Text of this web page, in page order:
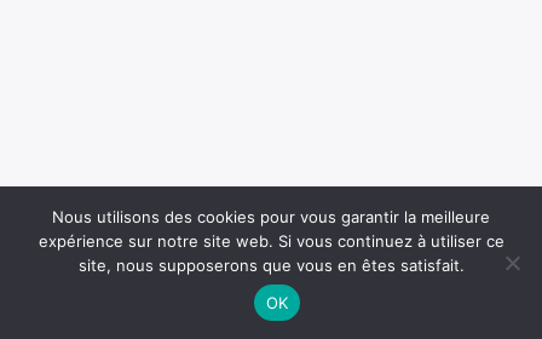
Nous utilisons des cookies pour vous garantir la meilleure
expérience sur notre site web. Si vous continuez à utiliser ce
site, nous supposerons que vous en êtes satisfait.
OK